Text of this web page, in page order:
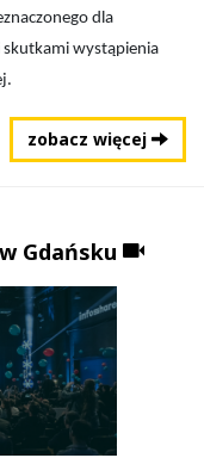
dla
wystąpienia
zobacz więcej
Gdańsku